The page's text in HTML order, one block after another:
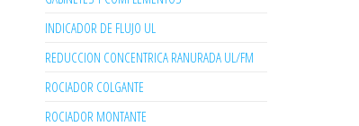
INDICADOR DE FLUJO UL
REDUCCION CONCENTRICA RANURADA UL/FM
ROCIADOR COLGANTE
ROCIADOR MONTANTE